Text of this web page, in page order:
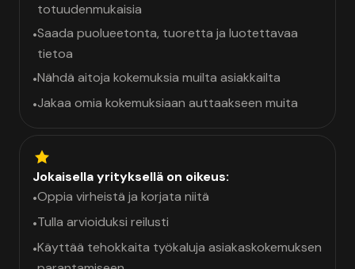
totuudenmukaisia
•Saada puolueetonta, tuoretta ja luotettavaa
tietoa
•Nähdä aitoja kokemuksia muilta asiakkailta
•Jakaa omia kokemuksiaan auttaakseen muita
Jokaisella yrityksellä on oikeus:
•Oppia virheistä ja korjata niitä
•Tulla arvioiduksi reilusti
•Käyttää tehokkaita työkaluja asiakaskokemuksen